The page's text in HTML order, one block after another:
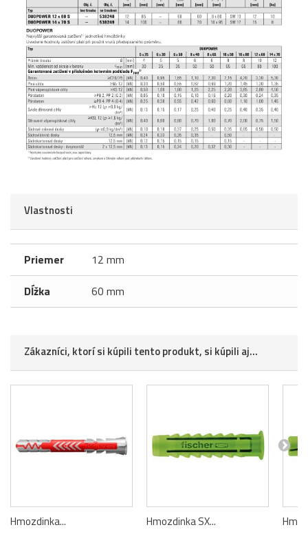
Vlastnosti
Priemer
12 mm
Dĺžka
60 mm
Zákazníci, ktorí si kúpili tento produkt, si kúpili aj...
Hmozdinka... Hmozdinka SX...